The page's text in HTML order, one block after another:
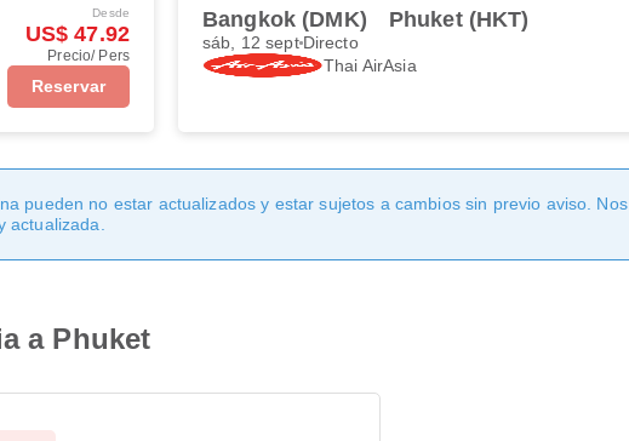
Desde
US$ 47.92
Precio/ Pers
Reservar
Bangkok (DMK) Phuket (HKT)
sáb, 12 septDirecto
Thai AirAsia
pueden no estar actualizados y estar sujetos a cambios sin previo aviso. Nos
a Phuket